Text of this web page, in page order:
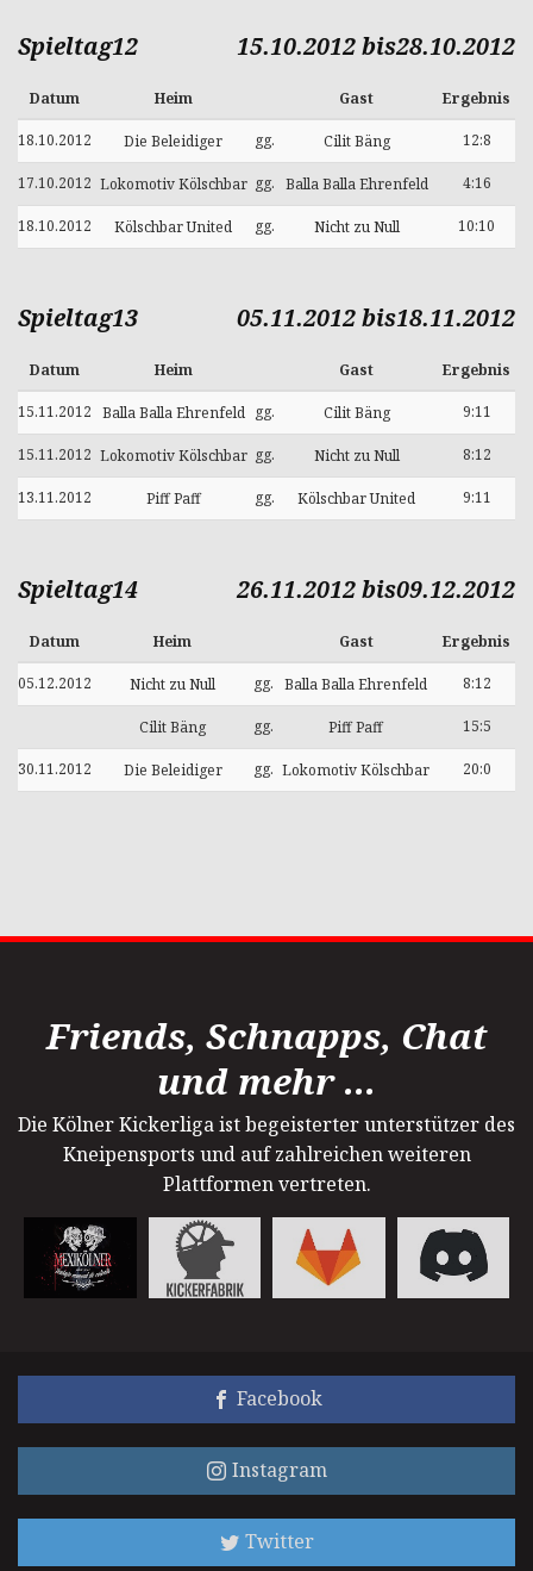
Spieltag12 15.10.2012 bis28.10.2012
Datum Heim Gast Ergebnis
18.10.2012 Die Beleidiger gg. Cilit Bäng 12:8
17.10.2012 Lokomotiv Kölschbar gg. Balla Balla Ehrenfeld 4:16
18.10.2012 Kölschbar United gg. Nicht zu Null 10:10
Spieltag13 05.11.2012 bis18.11.2012
Datum Heim Gast Ergebnis
15.11.2012 Balla Balla Ehrenfeld gg. Cilit Bäng 9:11
15.11.2012 Lokomotiv Kölschbar gg. Nicht zu Null 8:12
13.11.2012 Piff Paff gg. Kölschbar United 9:11
Spieltag14 26.11.2012 bis09.12.2012
Datum Heim Gast Ergebnis
05.12.2012 Nicht zu Null gg. Balla Balla Ehrenfeld 8:12
Cilit Bäng gg. Piff Paff 15:5
30.11.2012 Die Beleidiger gg. Lokomotiv Kölschbar 20:0
Friends, Schnapps, Chat
und mehr ...
Die Kölner Kickerliga ist begeisterter unterstützer des
Kneipensports und auf zahlreichen weiteren
Plattformen vertreten.
Facebook
Instagram
Twitter